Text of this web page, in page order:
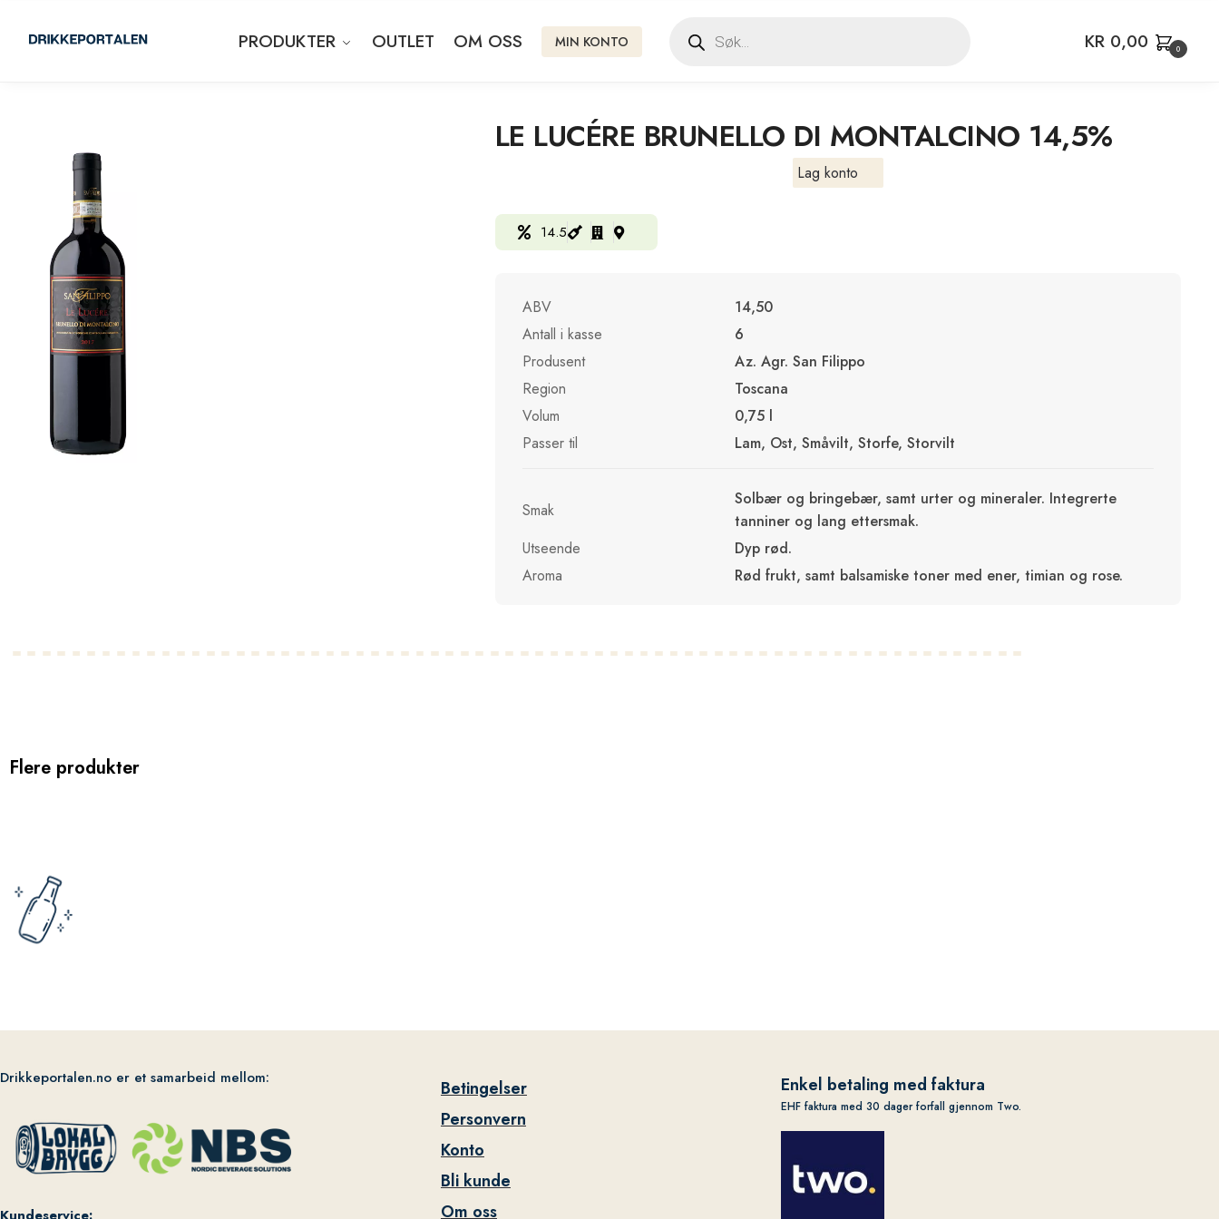
PRODUKTER OUTLET OM OSS MIN KONTO KR 0,00 0
LE LUCÉRE BRUNELLO DI MONTALCINO 14,5%
Lag konto
14.5
ABV
14,50
Antall i kasse
6
Produsent
Az. Agr. San Filippo
Region
Toscana
Volum
0,75 l
Passer til
Lam, Ost, Småvilt, Storfe, Storvilt
Smak
Solbær og bringebær, samt urter og mineraler. Integrerte
tanniner og lang ettersmak.
Utseende
Dyp rød.
Aroma
Rød frukt, samt balsamiske toner med ener, timian og rose.
Flere produkter
Drikkeportalen.no er et samarbeid mellom:
Betingelser
Personvern
Konto
Bli kunde
Om oss
Enkel betaling med faktura
EHF faktura med 30 dager forfall gjennom Two.